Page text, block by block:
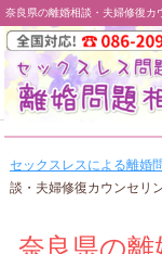
奈良県の離婚相談・夫婦修復カ
セックスレスによる離婚
談・夫婦修復カウンセリ
奈良県の